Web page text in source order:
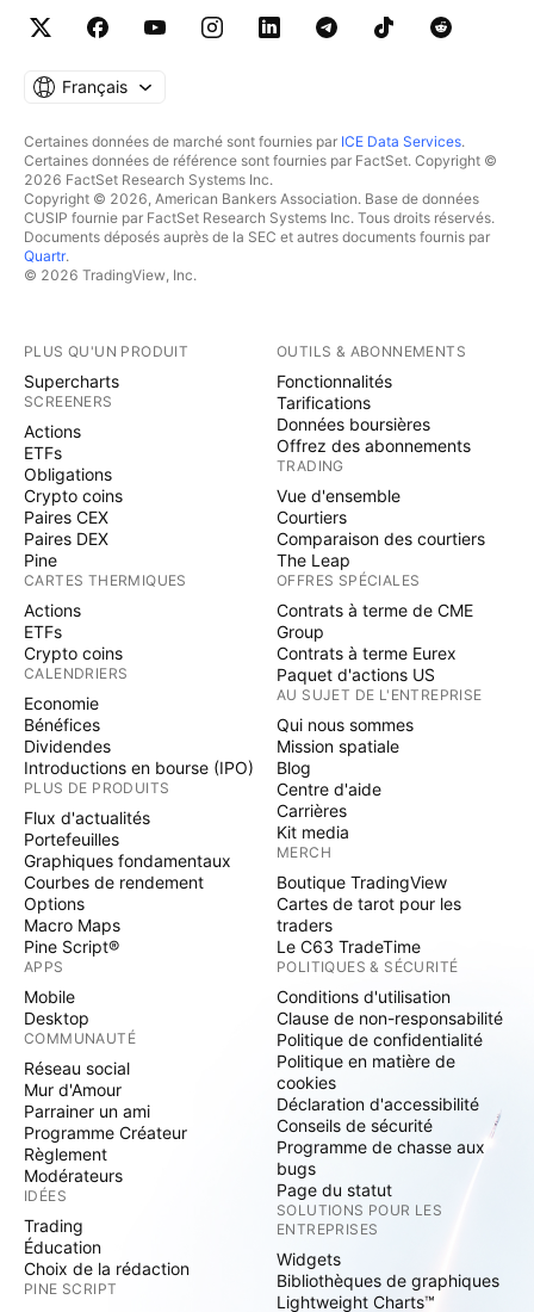
Français
Certaines données de marché sont fournies par ICE Data Services.
Certaines données de référence sont fournies par FactSet. Copyright ©
2026 FactSet Research Systems Inc.
Copyright © 2026, American Bankers Association. Base de données
CUSIP fournie par FactSet Research Systems Inc. Tous droits réservés.
Documents déposés auprès de la SEC et autres documents fournis par
Quartr.
© 2026 TradingView, Inc.
PLUS QU'UN PRODUIT
Supercharts
SCREENERS
Actions
ETFs
Obligations
Crypto coins
Paires CEX
Paires DEX
Pine
CARTES THERMIQUES
Actions
ETFs
Crypto coins
CALENDRIERS
Economie
Bénéfices
Dividendes
Introductions en bourse (IPO)
PLUS DE PRODUITS
Flux d'actualités
Portefeuilles
Graphiques fondamentaux
Courbes de rendement
Options
Macro Maps
Pine Script®
APPS
Mobile
Desktop
COMMUNAUTÉ
Réseau social
Mur d'Amour
Parrainer un ami
Programme Créateur
Règlement
Modérateurs
IDÉES
Trading
Éducation
Choix de la rédaction
PINE SCRIPT
OUTILS & ABONNEMENTS
Fonctionnalités
Tarifications
Données boursières
Offrez des abonnements
TRADING
Vue d'ensemble
Courtiers
Comparaison des courtiers
The Leap
OFFRES SPÉCIALES
Contrats à terme de CME
Group
Contrats à terme Eurex
Paquet d'actions US
AU SUJET DE L'ENTREPRISE
Qui nous sommes
Mission spatiale
Blog
Centre d'aide
Carrières
Kit media
MERCH
Boutique TradingView
Cartes de tarot pour les
traders
Le C63 TradeTime
POLITIQUES & SÉCURITÉ
Conditions d'utilisation
Clause de non-responsabilité
Politique de confidentialité
Politique en matière de
cookies
Déclaration d'accessibilité
Conseils de sécurité
Programme de chasse aux
bugs
Page du statut
SOLUTIONS POUR LES
ENTREPRISES
Widgets
Bibliothèques de graphiques
Lightweight Charts™